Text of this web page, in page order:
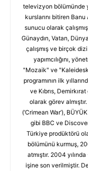
televizyon bölümünde
kurslarını bitiren
sunucu olarak
Günaydın, Vatan,
çalışmış ve birçok
yapımcılığını,
"Mozaik" ve
programının ilk
ve Kıbrıs,
olarak görev almıştır.
(‘Crimean War’),
gibi BBC ve
Türkiye prodüktörü
bölümünü kurmuş,
atmıştır. 2004
işine son verilmiştir.